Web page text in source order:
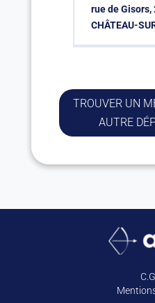
rue de Gisors,
CHÂTEAU-
TROUVER UN
AUTRE